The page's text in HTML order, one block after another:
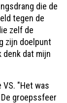
die de
tegen de
zelf de
zijn doelpunt
denk dat mijn
"Het was
groepssfeer